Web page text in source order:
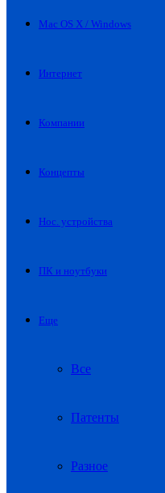
Mac OS X / Windows
Интернет
Компании
Концепты
Нос. устройства
ПК и ноутбуки
Еще
Все
Патенты
Разное